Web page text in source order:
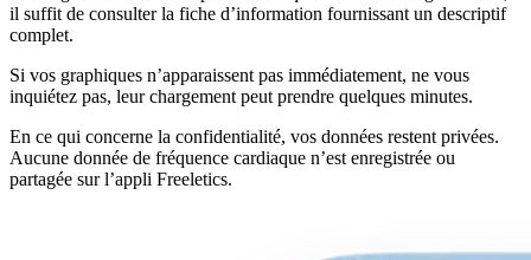
il suffit de consulter la fiche d’information fournissant un descriptif
complet.
Si vos graphiques n’apparaissent pas immédiatement, ne vous
inquiétez pas, leur chargement peut prendre quelques minutes.
En ce qui concerne la confidentialité, vos données restent privées.
Aucune donnée de fréquence cardiaque n’est enregistrée ou
partagée sur l’appli Freeletics.